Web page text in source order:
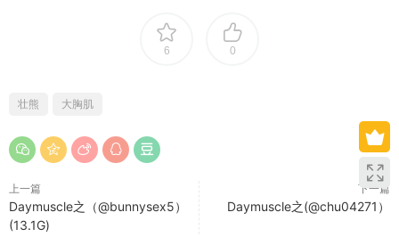
6 0
壮熊 大胸肌
上一篇
Daymuscle之（@bunnysex5）
(13.1G)
下一篇
Daymuscle之(@chu04271）